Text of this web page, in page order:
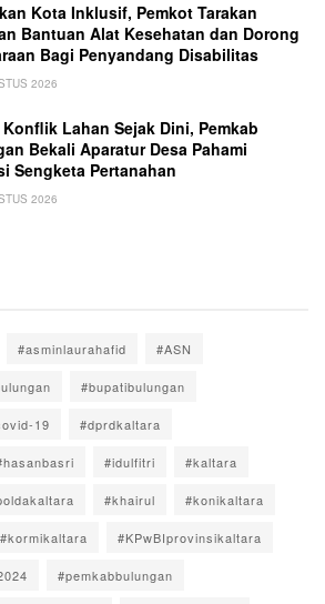
Kota Inklusif, Pemkot Tarakan
Bantuan Alat Kesehatan dan Dorong
Bagi Penyandang Disabilitas
2026
Lahan Sejak Dini, Pemkab
Bekali Aparatur Desa Pahami
Sengketa Pertanahan
2026
#asminlaurahafid #ASN
#bupatibulungan
19 #dprdkaltara
#idulfitri #kaltara
#khairul #konikaltara
#kormikaltara #KPwBIprovinsikaltara
#pemkabbulungan